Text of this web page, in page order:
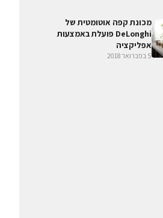
מכונת קפה אוטומטית של
DeLonghi פועלת באמצעות
אפליקציה
5 בפברואר 2018